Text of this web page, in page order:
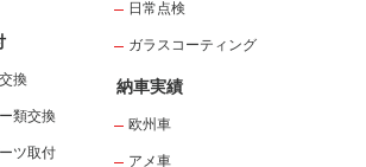
換
類交換
ツ取付
日常点検
ガラスコーティング
納車実績
欧州車
アメ車